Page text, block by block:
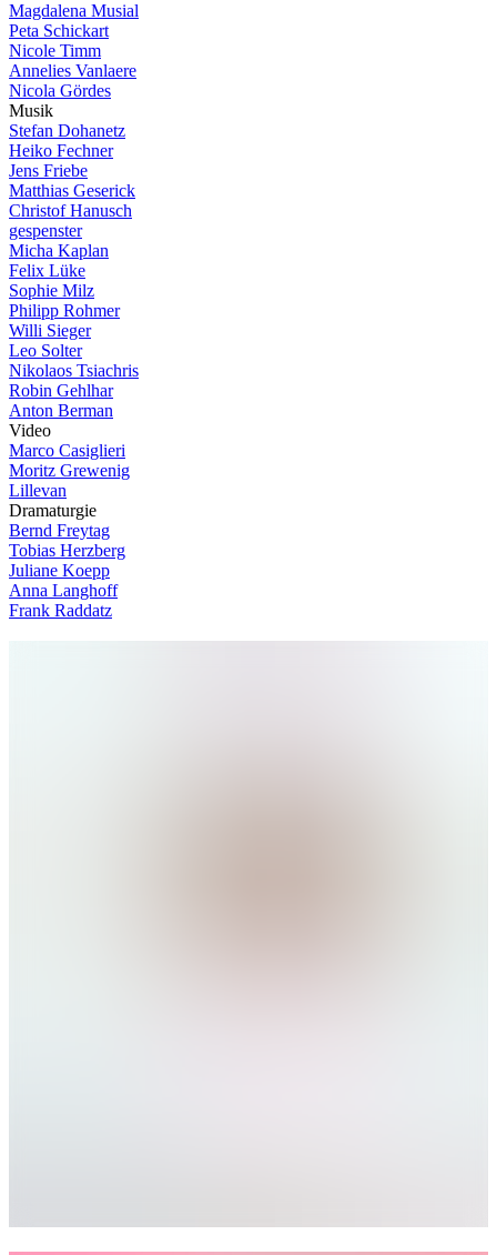
Magdalena Musial
Peta Schickart
Nicole Timm
Annelies Vanlaere
Nicola Gördes
Musik
Stefan Dohanetz
Heiko Fechner
Jens Friebe
Matthias Geserick
Christof Hanusch
gespenster
Micha Kaplan
Felix Lüke
Sophie Milz
Philipp Rohmer
Willi Sieger
Leo Solter
Nikolaos Tsiachris
Robin Gehlhar
Anton Berman
Video
Marco Casiglieri
Moritz Grewenig
Lillevan
Dramaturgie
Bernd Freytag
Tobias Herzberg
Juliane Koepp
Anna Langhoff
Frank Raddatz